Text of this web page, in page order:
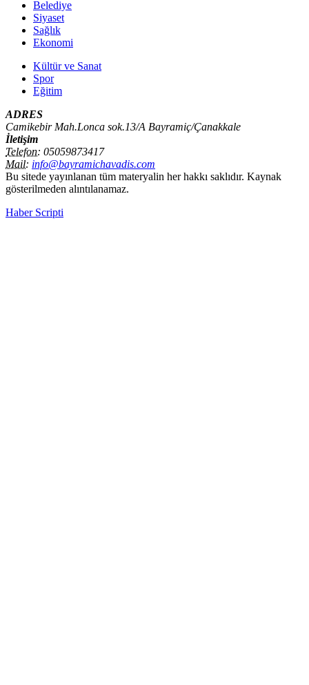
Belediye
Siyaset
Sağlık
Ekonomi
Kültür ve Sanat
Spor
Eğitim
ADRES
Camikebir Mah.Lonca sok.13/A Bayramiç/Çanakkale
İletişim
Telefon: 05059873417
Mail: info@bayramichavadis.com
Bu sitede yayınlanan tüm materyalin her hakkı saklıdır. Kaynak
gösterilmeden alıntılanamaz.
Haber Scripti